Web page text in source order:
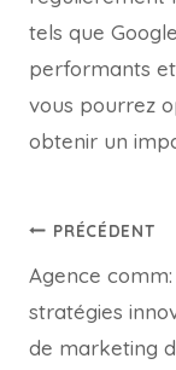
tels que
performants
vous pourrez
obtenir un
PRÉCÉDENT
Agence comm:
stratégies
de marketing